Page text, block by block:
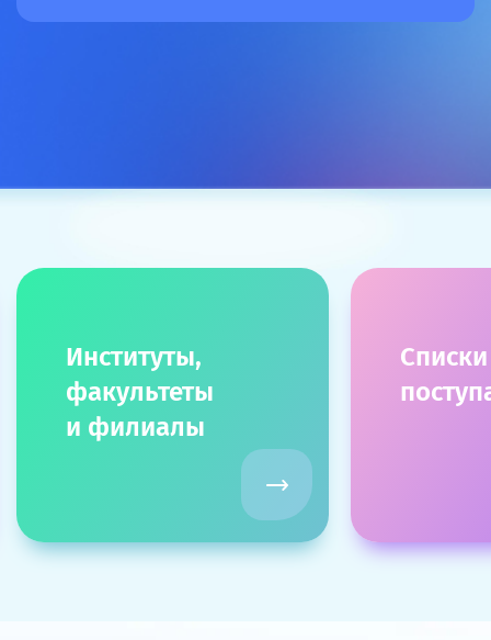
Институты,
факультеты
и филиалы
Списки